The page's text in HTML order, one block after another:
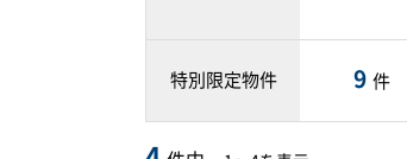
特別限定物件 9 件